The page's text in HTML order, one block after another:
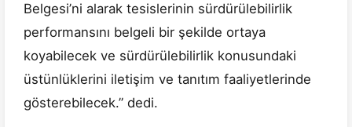
Belgesi’ni alarak tesislerinin sürdürülebilirlik
performansını belgeli bir şekilde ortaya
koyabilecek ve sürdürülebilirlik konusundaki
üstünlüklerini iletişim ve tanıtım faaliyetlerinde
gösterebilecek.” dedi.